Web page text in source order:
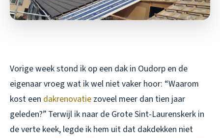
Vorige week stond ik op een dak in Oudorp en de
eigenaar vroeg wat ik wel niet vaker hoor: “Waarom
kost een dakrenovatie zoveel meer dan tien jaar
geleden?” Terwijl ik naar de Grote Sint-Laurenskerk in
de verte keek, legde ik hem uit dat dakdekken niet